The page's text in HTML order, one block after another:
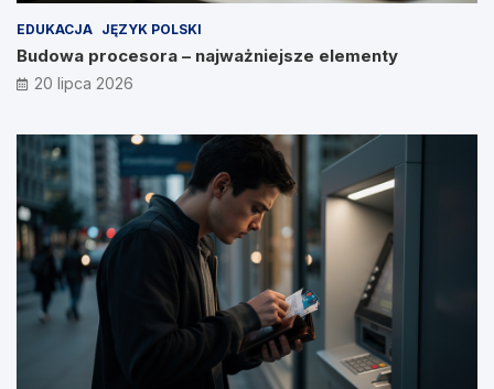
EDUKACJA JĘZYK POLSKI
Budowa procesora – najważniejsze elementy
20 lipca 2026